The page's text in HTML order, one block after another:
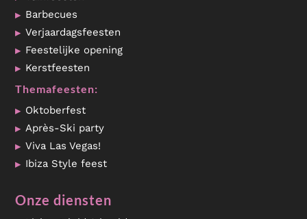
Barbecues
Verjaardagsfeesten
Feestelijke opening
Kerstfeesten
Themafeesten:
Oktoberfest
Après-Ski party
Viva Las Vegas!
Ibiza Style feest
Onze diensten